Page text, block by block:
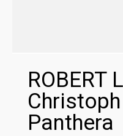
ROBERT
Panthera